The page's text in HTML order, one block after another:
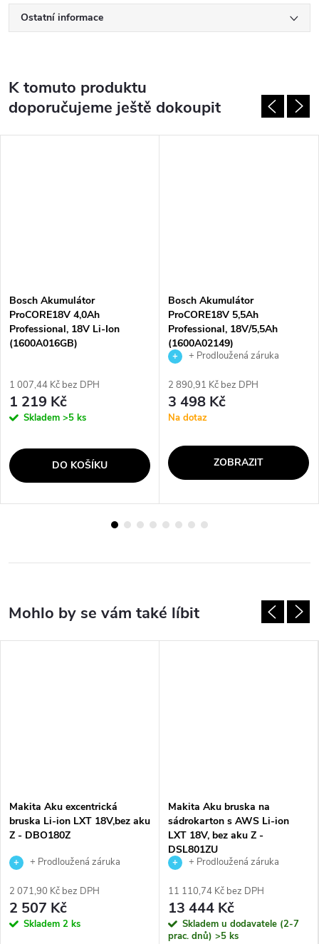
Ostatní informace
K tomuto produktu
doporučujeme ještě dokoupit
Bosch Akumulátor
ProCORE18V 4,0Ah
Professional, 18V Li-Ion
(1600A016GB)
1 007,44 Kč bez DPH
1 219 Kč
Skladem >5 ks
DO KOŠÍKU
Bosch Akumulátor
ProCORE18V 5,5Ah
Professional, 18V/5,5Ah
(1600A02149)
+ Prodloužená záruka
2 890,91 Kč bez DPH
3 498 Kč
Na dotaz
ZOBRAZIT
Makita Aku excentrická
bruska Li-ion LXT 18V,bez aku
Z - DBO180Z
+ Prodloužená záruka
2 071,90 Kč bez DPH
2 507 Kč
Skladem 2 ks
Makita Aku bruska na
sádrokarton s AWS Li-ion
LXT 18V, bez aku Z -
DSL801ZU
+ Prodloužená záruka
11 110,74 Kč bez DPH
13 444 Kč
Skladem u dodavatele (2-7
prac. dnů) >5 ks